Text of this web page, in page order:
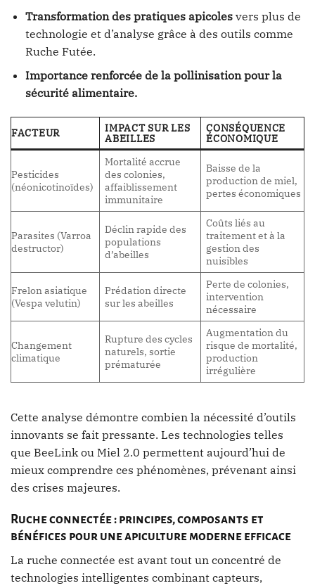
Transformation des pratiques apicolesvers plus de
technologie et d’analyse grâce à des outils comme
Ruche Futée.
Importance renforcée de la pollinisation pour la
sécurité alimentaire.
FACTEUR IMPACT SUR LES
ABEILLES
CONSÉQUENCE
ÉCONOMIQUE
Pesticides
(néonicotinoïdes)
Mortalité accrue
des colonies,
affaiblissement
immunitaire
Baisse de la
production de miel,
pertes économiques
Parasites (Varroa
destructor)
Déclin rapide des
populations
d’abeilles
Coûts liés au
traitement et à la
gestion des
nuisibles
Frelon asiatique
(Vespa velutin)
Prédation directe
sur les abeilles
Perte de colonies,
intervention
nécessaire
Changement
climatique
Rupture des cycles
naturels, sortie
prématurée
Augmentation du
risque de mortalité,
production
irrégulière
Cette analyse démontre combien la nécessité d’outils
innovants se fait pressante. Les technologies telles
que BeeLink ou Miel 2.0 permettent aujourd’hui de
mieux comprendre ces phénomènes, prévenant ainsi
des crises majeures.
Ruche connectée : principes, composants et
bénéfices pour une apiculture moderne efficace
La ruche connectée est avant tout un concentré de
technologies intelligentes combinant capteurs,